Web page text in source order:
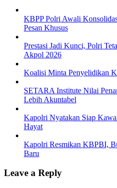
KBPP Polri Awali
Pesan Khusus
Prestasi Jadi Kunci, Polri
Akpol 2026
Koalisi Minta Penyelidikan
SETARA Institute Nilai
Lebih Akuntabel
Kapolri Nyatakan Siap
Hayat
Kapolri Resmikan KBPBI,
Baru
Leave a Reply